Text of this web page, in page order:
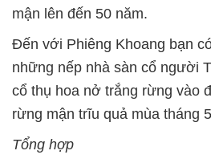
mận lên đến 50 năm.
Đến với Phiêng Khoang bạn
những nếp nhà sàn cổ người
cổ thụ hoa nở trắng rừng vào
rừng mận trĩu quả mùa tháng
Tổng hợp